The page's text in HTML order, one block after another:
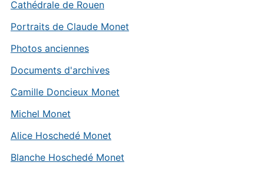
Cathédrale de Rouen
Portraits de Claude Monet
Photos anciennes
Documents d'archives
Camille Doncieux Monet
Michel Monet
Alice Hoschedé Monet
Blanche Hoschedé Monet